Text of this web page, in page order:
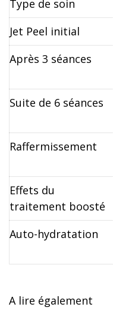
Type de soin
Jet Peel initial
Après 3 séances
Suite de 6 séances
Raffermissement
Effets du
traitement boosté
Auto-hydratation
A lire également